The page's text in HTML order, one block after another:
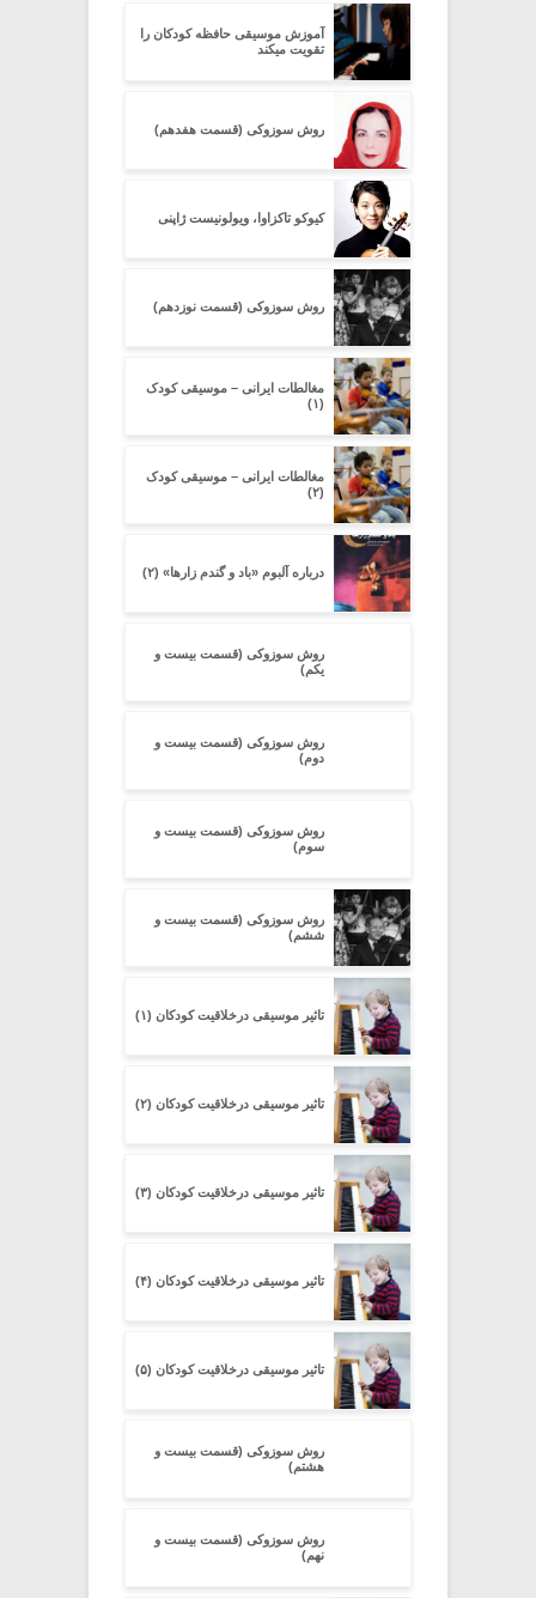
آموزش موسیقی حافظه کودکان را
تقویت میکند
روش سوزوکی (قسمت هفدهم)
کیوکو تاکزاوا، ویولونیست ژاپنی
روش سوزوکی (قسمت نوزدهم)
مغالطات ایرانی – موسیقی کودک
(۱)
مغالطات ایرانی – موسیقی کودک
(۲)
درباره آلبوم «باد و گندم زارها» (۲)
روش سوزوکی (قسمت بیست و
یکم)
روش سوزوکی (قسمت بیست و
دوم)
روش سوزوکی (قسمت بیست و
سوم)
روش سوزوکی (قسمت بیست و
ششم)
تاثیر موسیقی درخلاقیت کودکان (۱)
تاثیر موسیقی درخلاقیت کودکان (۲)
تاثیر موسیقی درخلاقیت کودکان (۳)
تاثیر موسیقی درخلاقیت کودکان (۴)
تاثیر موسیقی درخلاقیت کودکان (۵)
روش سوزوکی (قسمت بیست و
هشتم)
روش سوزوکی (قسمت بیست و
نهم)